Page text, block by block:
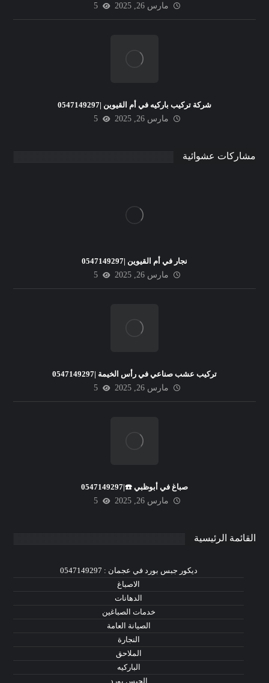
مارس 26, 2025
5
شركة تركيب باركيه في أم القيوين |0547149297
مارس 26, 2025
5
مشاركات عشوائية
نجار في أم القيوين |0547149297
مارس 26, 2025
5
تركيب عشب صناعي في رأس الخيمة |0547149297
مارس 26, 2025
5
صباغ في أبوظبي ☎️|0547149297
مارس 26, 2025
5
القائمة الرئيسية
ديكور جبس بورد في عجمان : 0547149297
الاصباغ
الدهانات
خدمات الصباغين
الصيانة العامة
النجارة
الملاحق
الباركيه
الجبس بورد